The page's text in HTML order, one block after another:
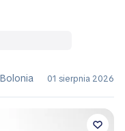
01 sierpnia 2026